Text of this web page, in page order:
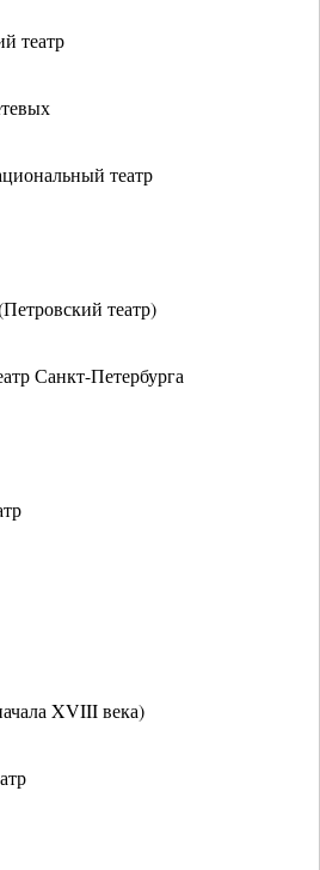
театр
театр
театр)
Санкт-Петербурга
XVIII века)